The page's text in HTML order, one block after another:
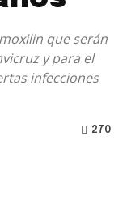
que serán
y para el
infecciones
270